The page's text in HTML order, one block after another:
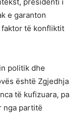
e garanton
të konfliktit
politik dhe
është Zgjedhja
të kufizuara, pa
nga partitë